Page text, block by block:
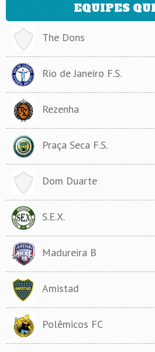
EQUIPES
The Dons
Rio de Janeiro F.S.
Rezenha
Praça Seca F.S.
Dom Duarte
S.E.X.
Madureira B
Amistad
Polêmicos FC